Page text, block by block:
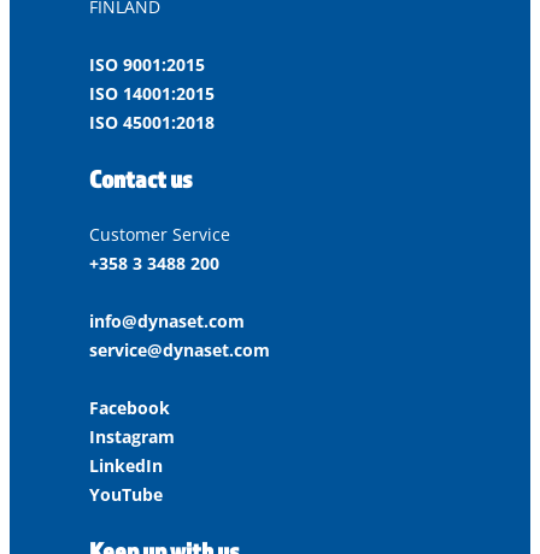
FINLAND
ISO 9001:2015
ISO 14001:2015
ISO 45001:2018
Contact us
Customer Service
+358 3 3488 200
info@dynaset.com
service@dynaset.com
Facebook
Instagram
LinkedIn
YouTube